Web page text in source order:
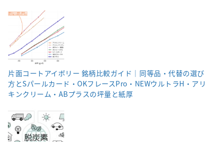
片面コートアイボリー 銘柄比較ガイド｜同等品・代替の選び
方とSパールカード・OKフレースPro・NEWウルトラH・アリ
キンクリーム・ABプラスの坪量と紙厚